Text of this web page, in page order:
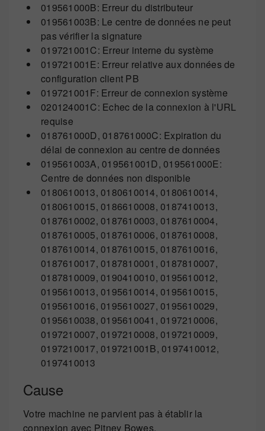
019561000B: Erreur du distributeur
019561003B: Le centre de données ne peut
pas vérifier la signature
019721001C: Erreur interne du système
019721001E: Erreur relative aux données de
configuration client PB
019721001F: Erreur de connexion système
020124001C: Echec de la connexion à l'URL
requise
018761000D, 018761000C: Expiration du
délai de connexion au centre de données
019561003A, 019561001D, 019561000E:
Centre de données non disponible
0180610013, 0180610014, 0180610014,
0180610015, 0186610008, 0187410013,
0187610002, 0187610003, 0187610004,
0187610005, 0187610006, 0187610008,
0187610014, 0187610015, 0187610016,
0187610017, 0187810001, 0187810007,
0187810009, 0190410010, 0195610012,
0195610013, 0195610014, 0195610015,
0195610016, 0195610027, 0195610029,
0195610038, 0195610041, 0197210006,
0197210007, 0197210008, 0197210009,
0197210017, 019721001B, 0197410012,
0197410013
Cause
Votre machine ne parvient pas à établir la
connexion avec Pitney Bowes.